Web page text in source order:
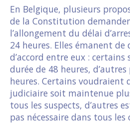
En Belgique, plusieurs
de la Constitution
l’allongement du délai
24 heures. Elles émanent
d’accord entre eux :
durée de 48 heures,
heures. Certains voudraient
judiciaire soit maintenue
tous les suspects, d’autres
pas nécessaire dans tous les